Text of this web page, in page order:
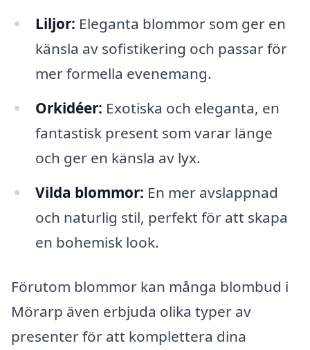
Liljor: Eleganta blommor som ger en
känsla av sofistikering och passar för
mer formella evenemang.
Orkidéer: Exotiska och eleganta, en
fantastisk present som varar länge
och ger en känsla av lyx.
Vilda blommor: En mer avslappnad
och naturlig stil, perfekt för att skapa
en bohemisk look.
Förutom blommor kan många blombud i
Mörarp även erbjuda olika typer av
presenter för att komplettera dina